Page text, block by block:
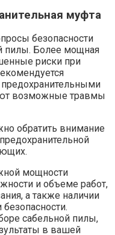
муфта
безопасности
пилы. Более мощная
риски при
возможные травмы
обратить внимание
мощности
и объеме работ,
а также наличии
сабельной пилы,
в вашей